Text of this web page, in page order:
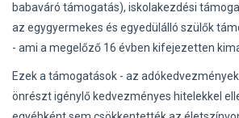
babaváró támogatás), iskolakezdési
az egygyermekes és egyedülálló szülők
- ami a megelőző 16 évben kifejezetten
Ezek a támogatások - az
önrészt igénylő kedvezményes hitelekkel